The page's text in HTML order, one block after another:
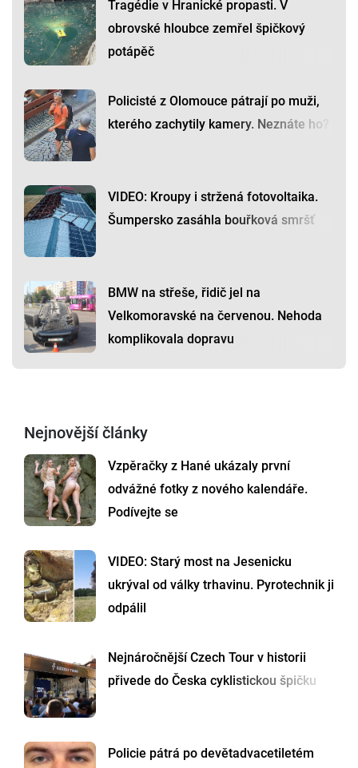
Tragédie v Hranické propasti. V
obrovské hloubce zemřel špičkový
potápěč
Policisté z Olomouce pátrají po muži,
kterého zachytily kamery. Neznáte ho?
VIDEO: Kroupy i stržená fotovoltaika.
Šumpersko zasáhla bouřková smršť
BMW na střeše, řidič jel na
Velkomoravské na červenou. Nehoda
komplikovala dopravu
Nejnovější články
Vzpěračky z Hané ukázaly první
odvážné fotky z nového kalendáře.
Podívejte se
VIDEO: Starý most na Jesenicku
ukrýval od války trhavinu. Pyrotechnik ji
odpálil
Nejnáročnější Czech Tour v historii
přivede do Česka cyklistickou špičku
Policie pátrá po devětadvacetiletém